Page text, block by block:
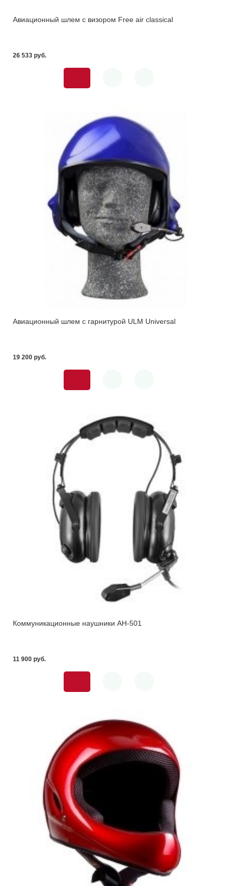
Авиационный шлем с визором Free air classical
26 533 pуб.
Авиационный шлем с гарнитурой ULM Universal
19 200 pуб.
Коммуникационные наушники АН-501
11 900 pуб.